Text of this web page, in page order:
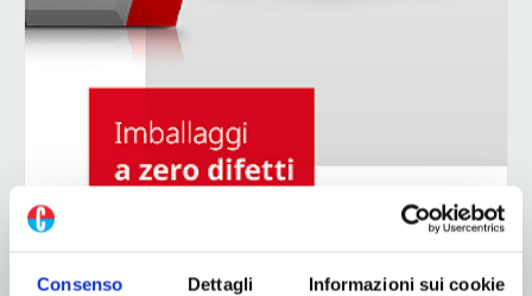
Consenso Dettagli Informazioni sui cookie